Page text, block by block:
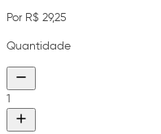
Por R$ 29,25
Quantidade
1